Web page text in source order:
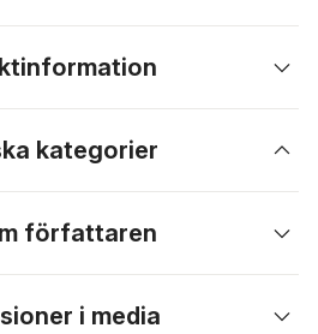
kategorier
författaren
i media